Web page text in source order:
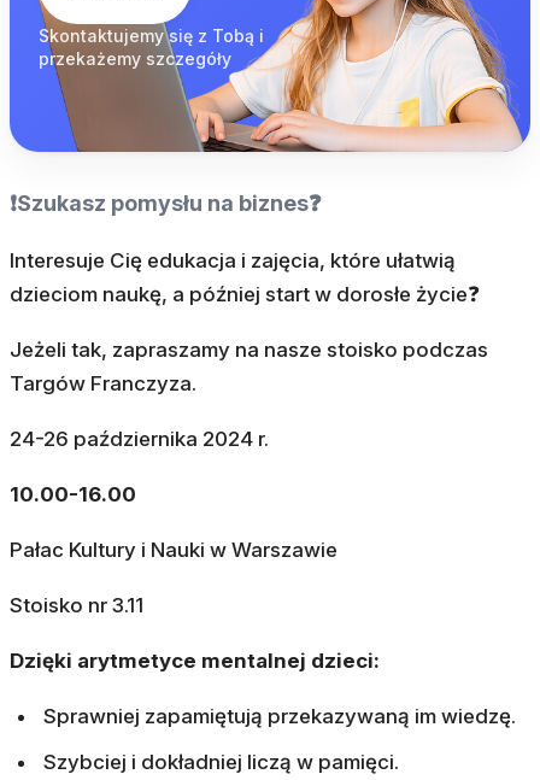
Skontaktujemy się z Tobą i
przekażemy szczegóły
❗Szukasz pomysłu na biznes❓
Interesuje Cię edukacja i zajęcia, które ułatwią
dzieciom naukę, a później start w dorosłe życie❓
Jeżeli tak, zapraszamy na nasze stoisko podczas
Targów Franczyza.
24-26 października 2024 r.
10.00-16.00
Pałac Kultury i Nauki w Warszawie
Stoisko nr 3.11
Dzięki arytmetyce mentalnej dzieci:
Sprawniej zapamiętują przekazywaną im wiedzę.
Szybciej i dokładniej liczą w pamięci.